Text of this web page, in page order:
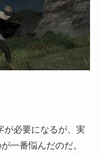
が必要になるが、実
一番悩んだのだ。